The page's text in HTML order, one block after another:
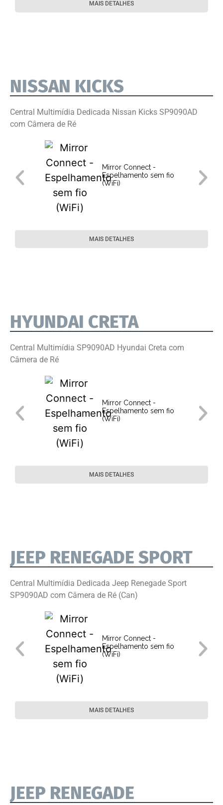
MAIS DETALHES
NISSAN KICKS
Central Multimídia Dedicada Nissan Kicks SP9090AD
com Câmera de Ré
Mirror Connect -
Espelhamento sem fio
(WiFi)
MAIS DETALHES
HYUNDAI CRETA
Central Multimídia SP9090AD Hyundai Creta com
Câmera de Ré
Mirror Connect -
Espelhamento sem fio
(WiFi)
MAIS DETALHES
JEEP RENEGADE SPORT
Central Multimídia Dedicada Jeep Renegade Sport
SP9090AD com Câmera de Ré (Can)
Mirror Connect -
Espelhamento sem fio
(WiFi)
MAIS DETALHES
JEEP RENEGADE